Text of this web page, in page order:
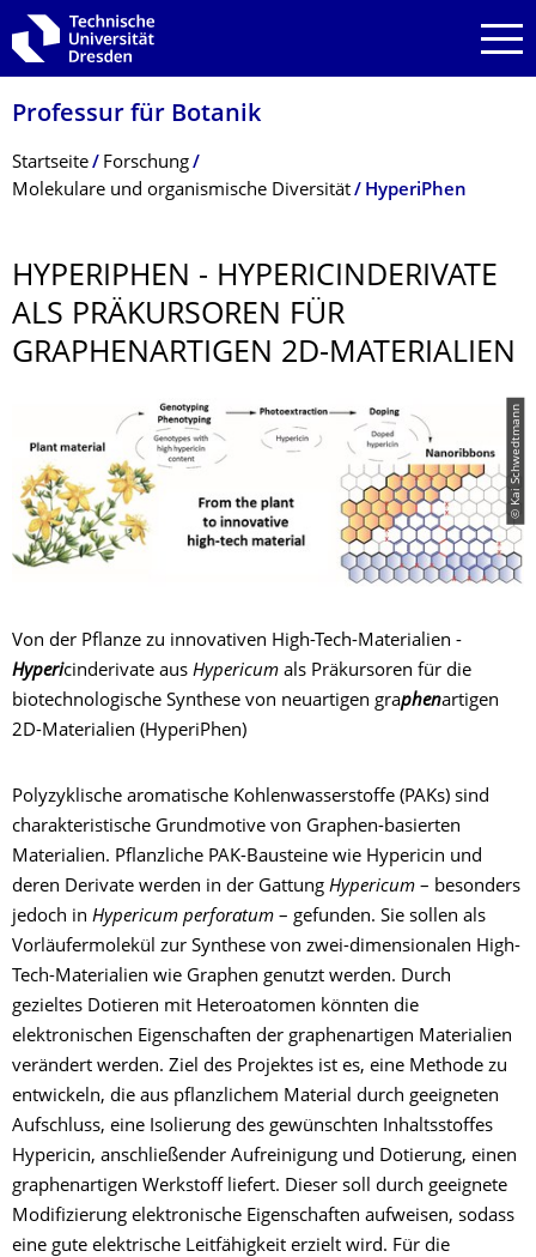
Zur Hauptnavigation springen
Zur Suche springen
Zum Inhalt springen
Professur für Botanik
Breadcrumb-Menü
Startseite
Forschung
Molekulare und organismische Diversität
HyperiPhen
HYPERIPHEN - HYPERICINDERI­VATE
ALS PRÄKURSOREN FÜR
GRAPHENARTIGEN 2D-MATERIALIEN
© Kai Schwedtmann
Von der Pflanze zu innovativen High-Tech-Materialien -
Hypericinderivate aus Hypericum als Präkursoren für die
biotechnologische Synthese von neuartigen graphenartigen
2D-Materialien (HyperiPhen)
Polyzyklische aromatische Kohlenwasserstoffe (PAKs) sind
charakteristische Grundmotive von Graphen-basierten
Materialien. Pflanzliche PAK-Bausteine wie Hypericin und
deren Derivate werden in der Gattung Hypericum – besonders
jedoch in Hypericum perforatum – gefunden. Sie sollen als
Vorläufermolekül zur Synthese von zwei-dimensionalen High-
Tech-Materialien wie Graphen genutzt werden. Durch
gezieltes Dotieren mit Heteroatomen könnten die
elektronischen Eigenschaften der graphenartigen Materialien
verändert werden. Ziel des Projektes ist es, eine Methode zu
entwickeln, die aus pflanzlichem Material durch geeigneten
Aufschluss, eine Isolierung des gewünschten Inhaltsstoffes
Hypericin, anschließender Aufreinigung und Dotierung, einen
graphenartigen Werkstoff liefert. Dieser soll durch geeignete
Modifizierung elektronische Eigenschaften aufweisen, sodass
eine gute elektrische Leitfähigkeit erzielt wird. Für die